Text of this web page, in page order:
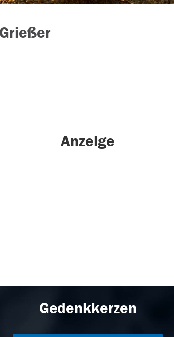
Anzeige
Gedenkkerzen